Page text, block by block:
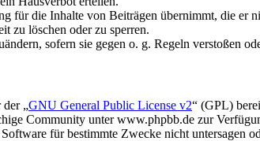
für die Inhalte von Beiträgen übernimmt, die er
zu löschen oder zu sperren.
sofern sie gegen o. g. Regeln verstoßen
der „GNU General Public License v2“ (GPL)
Community unter www.phpbb.de zur
für bestimmte Zwecke nicht untersagen